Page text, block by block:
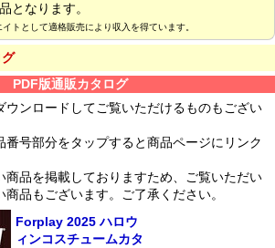
となります。
トとして適格販売により収入を得ています。
PDF版通販カタログ
ウンロードしてご覧いただけるものもござい
番号部分をタップすると商品ページにリンク
商品を掲載しておりますため、ご覧いただい
品もございます。ご了承ください。
Forplay 2025 ハロウ
ィンコスチュームカタ